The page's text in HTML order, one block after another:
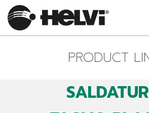
PRODUCT